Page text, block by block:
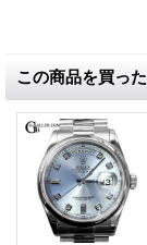
この商品を買っ